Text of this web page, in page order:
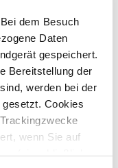
dem Besuch
Daten
gespeichert.
Bereitstellung der
werden bei der
gesetzt. Cookies
wenn Sie auf
(einschließlich
Elvira Feiereis